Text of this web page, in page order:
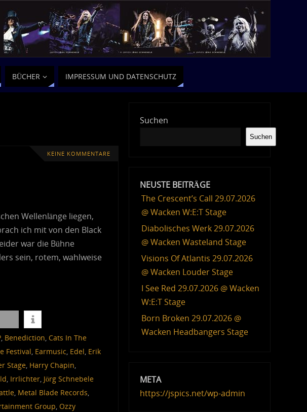
BÜCHER IMPRESSUM UND DATENSCHUTZ
KEINE KOMMENTARE
Wellenlänge liegen,
ich mit von den Black
war die Bühne
sein, rotem, wahlweise
, Benediction, Cats In The
Festival, Earmusic, Edel, Erik
Stage, Harry Chapin,
, Irrlichter, Jörg Schnebele
, Metal Blade Records,
Group, Ozzy
Suchen
Suchen
NEUSTE BEITRÄGE
The Crescent’s Call 29.07.2026
@ Wacken W:E:T Stage
Diabolisches Werk 29.07.2026
@ Wacken Wasteland Stage
Visions Of Atlantis 29.07.2026
@ Wacken Louder Stage
I See Red 29.07.2026 @ Wacken
W:E:T Stage
Born Broken 29.07.2026 @
Wacken Headbangers Stage
META
https://jspics.net/wp-admin